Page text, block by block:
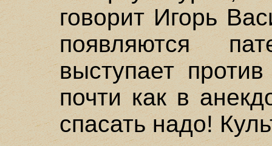
говорит Игорь
появляются
выступает
почти как в
спасать надо!